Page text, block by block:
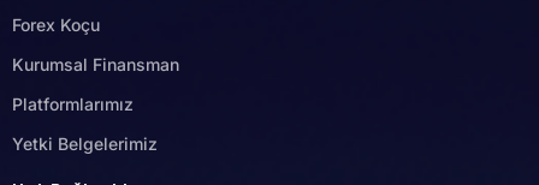
Forex Koçu
Kurumsal Finansman
Platformlarımız
Yetki Belgelerimiz